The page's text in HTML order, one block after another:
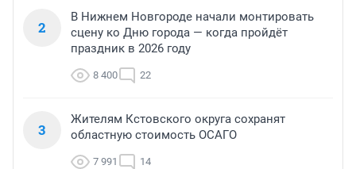
2
В Нижнем Новгороде начали монтировать
сцену ко Дню города — когда пройдёт
праздник в 2026 году
8 400 22
3
Жителям Кстовского округа сохранят
областную стоимость ОСАГО
7 991 14